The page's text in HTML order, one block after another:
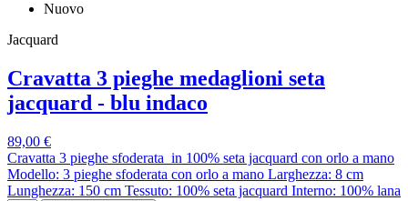
Nuovo
Jacquard
Cravatta 3 pieghe medaglioni seta
jacquard - blu indaco
89,00 €
Cravatta 3 pieghe sfoderata in 100% seta jacquard con orlo a mano
Modello: 3 pieghe sfoderata con orlo a mano Larghezza: 8 cm
Lunghezza: 150 cm Tessuto: 100% seta jacquard Interno: 100% lana